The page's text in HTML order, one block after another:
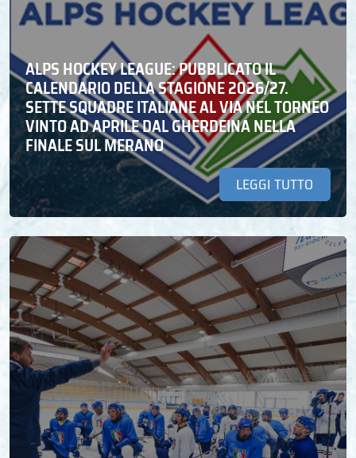
ALPS HOCKEY LEAGUE: PUBBLICATO IL
CALENDARIO DELLA STAGIONE 2026/27.
SETTE SQUADRE ITALIANE AL VIA NEL TORNEO
VINTO AD APRILE DAL GHERDEINA NELLA
FINALE SUL MERANO
LEGGI TUTTO